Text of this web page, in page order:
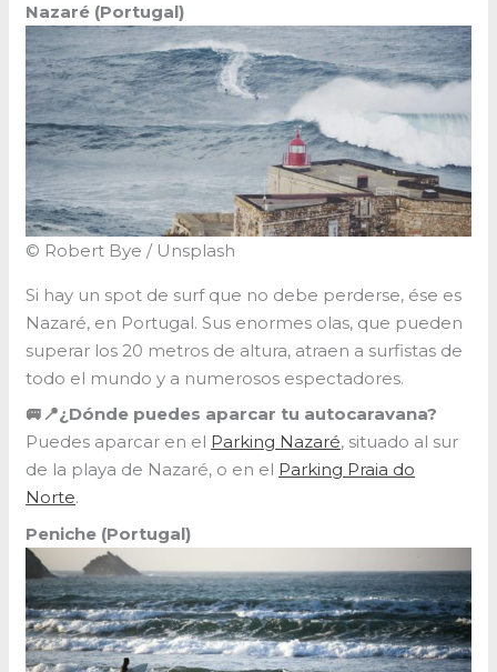
Nazaré (Portugal)
© Robert Bye / Unsplash
Si hay un spot de surf que no debe perderse, ése es
Nazaré, en Portugal. Sus enormes olas, que pueden
superar los 20 metros de altura, atraen a surfistas de
todo el mundo y a numerosos espectadores.
🚐📍¿Dónde puedes aparcar tu autocaravana?
Puedes aparcar en el Parking Nazaré, situado al sur
de la playa de Nazaré, o en el Parking Praia do
Norte.
Peniche (Portugal)